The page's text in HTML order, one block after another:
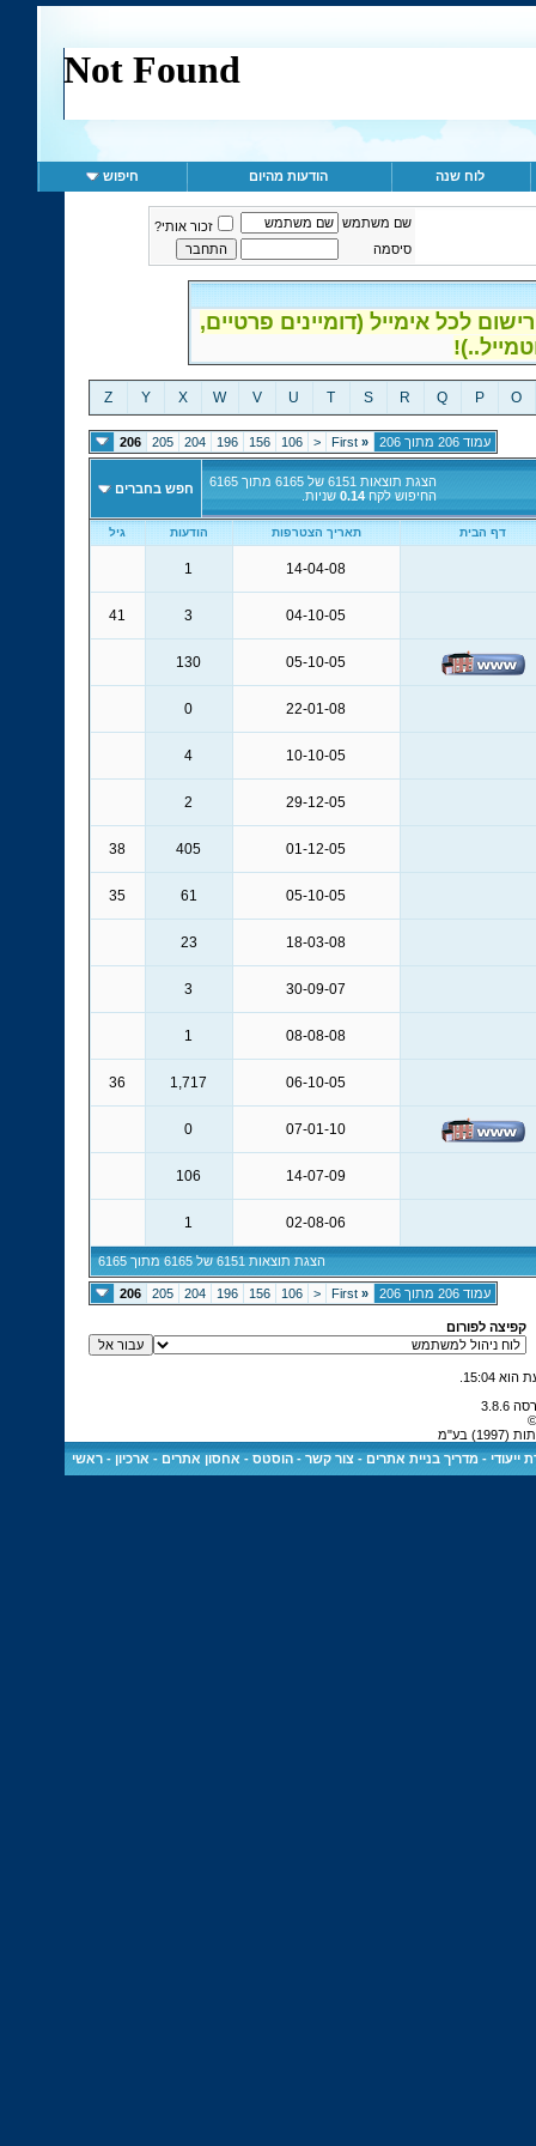
לוח שנה הודעות מהיום חיפוש
שם משתמש
זכור אותי?
סיסמה
לכל אימייל (דומיינים פרטיים,
O
P
Q
R
S
T
U
V
W
X
Y
Z
עמוד 206 מתוך 206 «
First
<
106
156
196
204
205
206
הצגת תוצאות 6151 של 6165 מתוך 6165
החיפוש לקח0.14 שניות. חפש בחברים
דף הבית תאריך הצטרפות הודעות גיל
14-04-08
1
04-10-05
3
41
05-10-05
130
22-01-08
0
10-10-05
4
29-12-05
2
01-12-05
405
38
05-10-05
61
35
18-03-08
23
30-09-07
3
08-08-08
1
06-10-05
1,717
36
07-01-10
0
14-07-09
106
02-08-06
1
הצגת תוצאות 6151 של 6165 מתוך 6165
עמוד 206 מתוך 206 «
First
<
106
156
196
204
205
206
קפיצה לפורום
15:04
בע"מ
ייעודי -מדריך בניית אתרים -צור קשר -הוסטס - אחסון אתרים - ארכיון -ראשי